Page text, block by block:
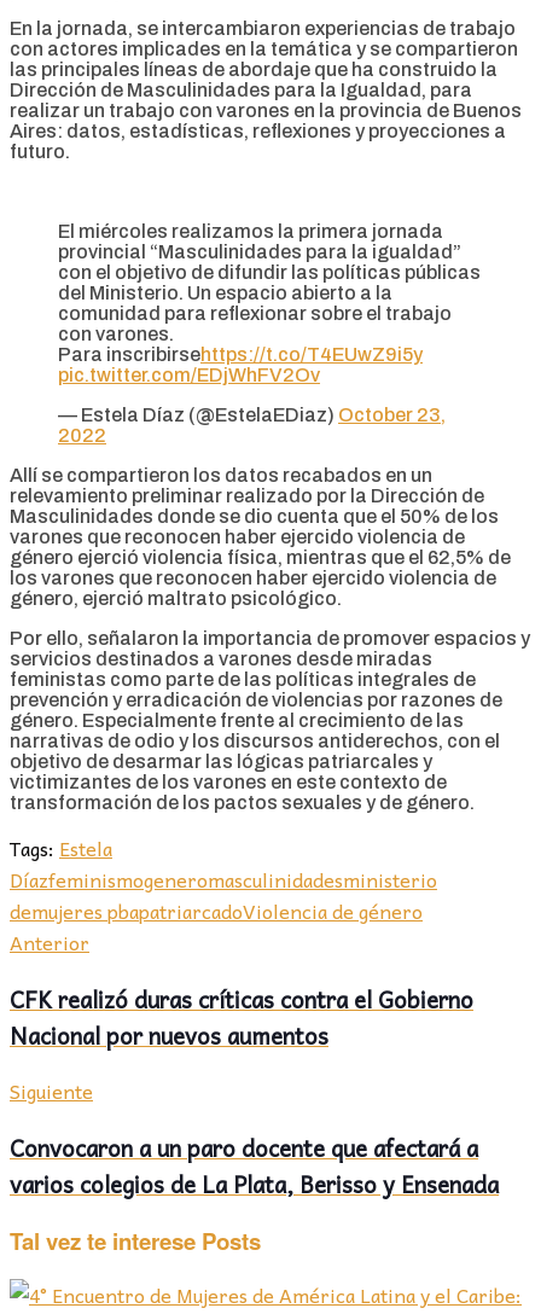
En la jornada, se intercambiaron experiencias de trabajo
con actores implicades en la temática y se compartieron
las principales líneas de abordaje que ha construido la
Dirección de Masculinidades para la Igualdad, para
realizar un trabajo con varones en la provincia de Buenos
Aires: datos, estadísticas, reflexiones y proyecciones a
futuro.
El miércoles realizamos la primera jornada
provincial “Masculinidades para la igualdad”
con el objetivo de difundir las políticas públicas
del Ministerio. Un espacio abierto a la
comunidad para reflexionar sobre el trabajo
con varones.
Para inscribirsehttps://t.co/T4EUwZ9i5y
pic.twitter.com/EDjWhFV2Ov
— Estela Díaz (@EstelaEDiaz) October 23,
2022
Allí se compartieron los datos recabados en un
relevamiento preliminar realizado por la Dirección de
Masculinidades donde se dio cuenta que el 50% de los
varones que reconocen haber ejercido violencia de
género ejerció violencia física, mientras que el 62,5% de
los varones que reconocen haber ejercido violencia de
género, ejerció maltrato psicológico.
Por ello, señalaron la importancia de promover espacios y
servicios destinados a varones desde miradas
feministas como parte de las políticas integrales de
prevención y erradicación de violencias por razones de
género. Especialmente frente al crecimiento de las
narrativas de odio y los discursos antiderechos, con el
objetivo de desarmar las lógicas patriarcales y
victimizantes de los varones en este contexto de
transformación de los pactos sexuales y de género.
Tags: Estela
Díazfeminismogeneromasculinidadesministerio
demujeres pbapatriarcadoViolencia de género
Anterior
CFK realizó duras críticas contra el Gobierno
Nacional por nuevos aumentos
Siguiente
Convocaron a un paro docente que afectará a
varios colegios de La Plata, Berisso y Ensenada
Tal vez te interese Posts